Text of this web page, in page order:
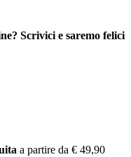
Scrivici e saremo felici
a partire da € 49,90